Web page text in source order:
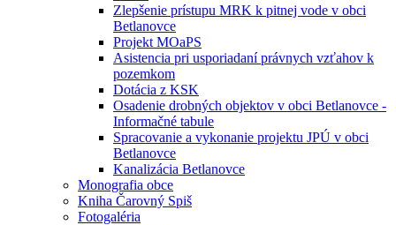
Zlepšenie prístupu MRK k pitnej vode v obci
Betlanovce
Projekt MOaPS
Asistencia pri usporiadaní právnych vzťahov k
pozemkom
Dotácia z KSK
Osadenie drobných objektov v obci Betlanovce -
Informačné tabule
Spracovanie a vykonanie projektu JPÚ v obci
Betlanovce
Kanalizácia Betlanovce
Monografia obce
Kniha Čarovný Spiš
Fotogaléria